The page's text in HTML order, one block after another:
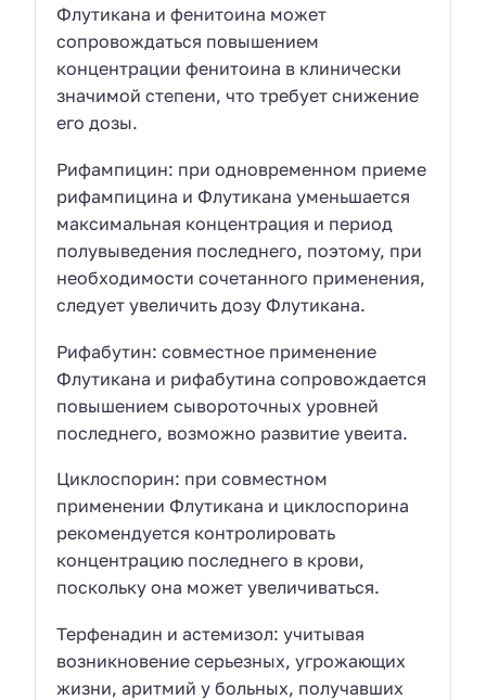
Флутикана и фенитоина может
сопровождаться повышением
концентрации фенитоина в клинически
значимой степени, что требует снижение
его дозы.
Рифампицин: при одновременном приеме
рифампицина и Флутикана уменьшается
максимальная концентрация и период
полувыведения последнего, поэтому, при
необходимости сочетанного применения,
следует увеличить дозу Флутикана.
Рифабутин: совместное применение
Флутикана и рифабутина сопровождается
повышением сывороточных уровней
последнего, возможно развитие увеита.
Циклоспорин: при совместном
применении Флутикана и циклоспорина
рекомендуется контролировать
концентрацию последнего в крови,
поскольку она может увеличиваться.
Терфенадин и астемизол: учитывая
возникновение серьезных, угрожающих
жизни, аритмий у больных, получавших